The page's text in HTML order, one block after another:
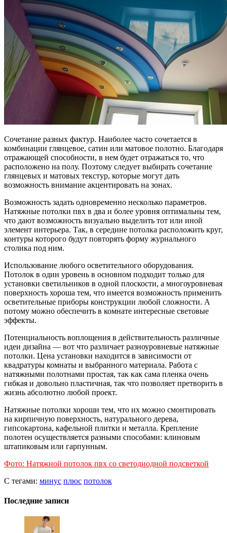
Сочетание разных фактур. Наиболее часто сочетается в
комбинации глянцевое, сатин или матовое полотно. Благодаря
отражающей способности, в нем будет отражаться то, что
расположено на полу. Поэтому следует выбирать сочетание
глянцевых и матовых текстур, которые могут дать
возможность внимание акцентировать на зонах.
Возможность задать одновременно несколько параметров.
Натяжные потолки пвх в два и более уровня оптимальны тем,
что дают возможность визуально выделить тот или иной
элемент интерьера. Так, в середине потолка расположить круг,
контуры которого будут повторять форму журнального
столика под ним.
Использование любого осветительного оборудования.
Потолок в один уровень в основном подходит только для
установки светильников в одной плоскости, а многоуровневая
поверхность хороша тем, что имеется возможность применить
осветительные приборы конструкции любой сложности. А
потому можно обеспечить в комнате интересные световые
эффекты.
Потенциальность воплощения в действительность различные
идеи дизайна — вот что различает разноуровневые натяжные
потолки. Цена установки находится в зависимости от
квадратуры комнаты и выбранного материала. Работа с
натяжными полотнами простая, так как сама пленка очень
гибкая и довольно пластичная, так что позволяет претворить в
жизнь абсолютно любой проект.
Натяжные потолки хороши тем, что их можно смонтировать
на кирпичную поверхность, натурального дерева,
гипсокартона, кафельной плитки и металла. Крепление
полотен осуществляется разными способами: клиновым
штапиковым или гарпунным.
Фото: Натяжной потолок пвх со светодиодной подсветкой
С тегами: минус плюс потолок
Последние записи